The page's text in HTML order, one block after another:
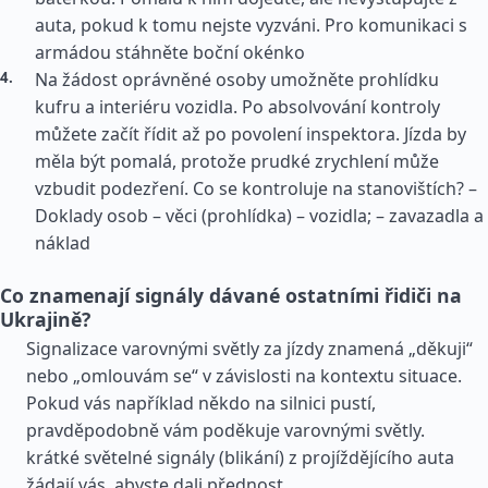
auta, pokud k tomu nejste vyzváni. Pro komunikaci s
armádou stáhněte boční okénko
Na žádost oprávněné osoby umožněte prohlídku
kufru a interiéru vozidla. Po absolvování kontroly
můžete začít řídit až po povolení inspektora. Jízda by
měla být pomalá, protože prudké zrychlení může
vzbudit podezření. Co se kontroluje na stanovištích? –
Doklady osob – věci (prohlídka) – vozidla; – zavazadla a
náklad
Co znamenají signály dávané ostatními řidiči na
Ukrajině?
Signalizace varovnými světly za jízdy znamená „děkuji“
nebo „omlouvám se“ v závislosti na kontextu situace.
Pokud vás například někdo na silnici pustí,
pravděpodobně vám poděkuje varovnými světly.
krátké světelné signály (blikání) z projíždějícího auta